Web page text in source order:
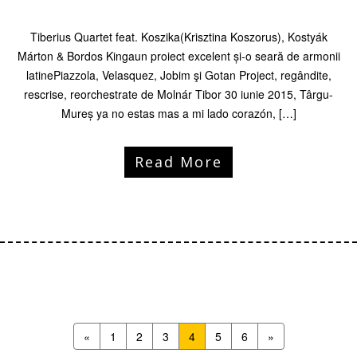
Tiberius Quartet feat. Koszika(Krisztina Koszorus), Kostyák
Márton & Bordos Kingaun proiect excelent și-o seară de armonii
latinePiazzola, Velasquez, Jobim şi Gotan Project, regândite,
rescrise, reorchestrate de Molnár Tibor 30 iunie 2015, Târgu-
Mureș ya no estas mas a mi lado corazón, […]
Read More
« 1 2 3 4 5 6 »